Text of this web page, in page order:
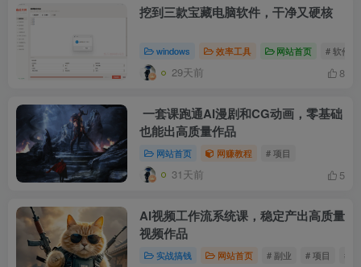
挖到三款宝藏电脑软件，干净又硬核
windows 效率工具 网站首页 # 软件
29天前 8
一套课跑通AI漫剧和CG动画，零基础
也能出高质量作品
网站首页 网赚教程 # 项目
31天前 5
AI视频工作流系统课，稳定产出高质量
视频作品
实战搞钱 网站首页 # 副业 # 项目 #